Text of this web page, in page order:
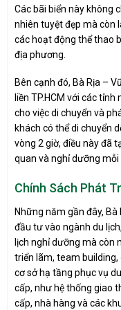
Các bãi biển này không
nhiên tuyệt đẹp mà còn
các hoạt động thể thao
địa phương.
Bên cạnh đó, Bà Rịa –
liền TP.HCM với các
cho việc di chuyển và
khách có thể di chuyển
vòng 2 giờ, điều này đã
quan và nghỉ dưỡng mỗi
Chính Sách Phát
Những năm gần đây,
đầu tư vào ngành du
lịch nghỉ dưỡng mà còn
triển lãm, team building,
cơ sở hạ tầng phục vụ
cấp, như hệ thống giao
cấp, nhà hàng và các